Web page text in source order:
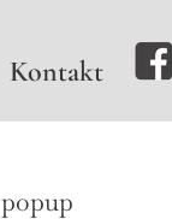
Kontakt
popup